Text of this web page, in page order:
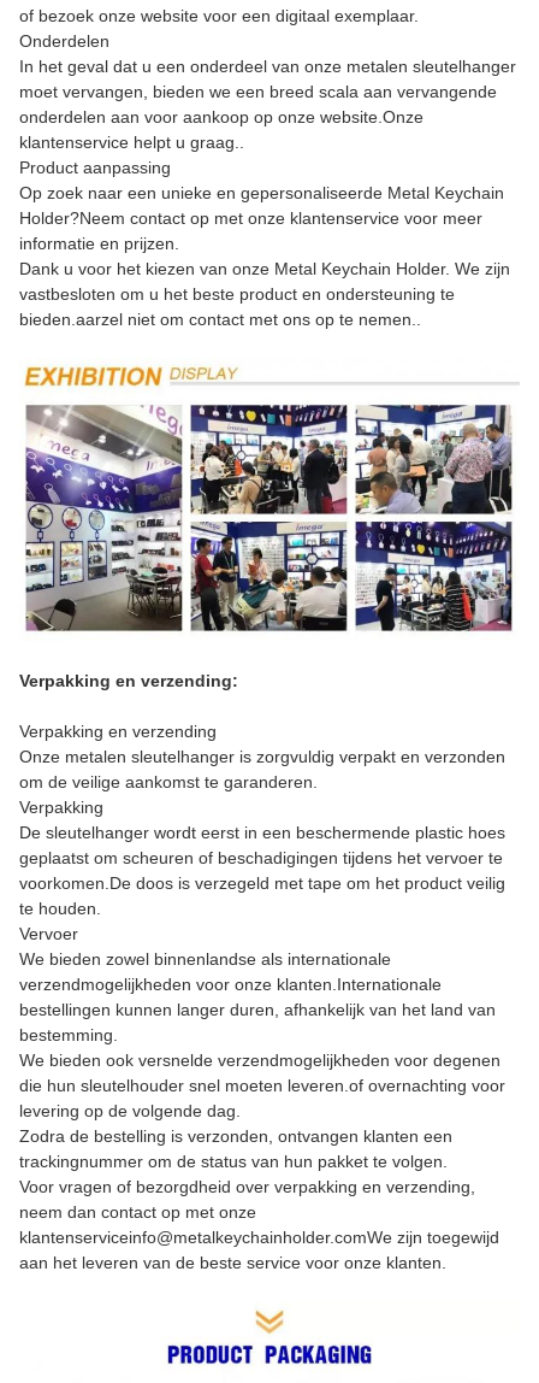
of bezoek onze website voor een digitaal exemplaar.
Onderdelen
In het geval dat u een onderdeel van onze metalen sleutelhanger
moet vervangen, bieden we een breed scala aan vervangende
onderdelen aan voor aankoop op onze website.Onze
klantenservice helpt u graag..
Product aanpassing
Op zoek naar een unieke en gepersonaliseerde Metal Keychain
Holder?Neem contact op met onze klantenservice voor meer
informatie en prijzen.
Dank u voor het kiezen van onze Metal Keychain Holder. We zijn
vastbesloten om u het beste product en ondersteuning te
bieden.aarzel niet om contact met ons op te nemen..
Verpakking en verzending:
Verpakking en verzending
Onze metalen sleutelhanger is zorgvuldig verpakt en verzonden
om de veilige aankomst te garanderen.
Verpakking
De sleutelhanger wordt eerst in een beschermende plastic hoes
geplaatst om scheuren of beschadigingen tijdens het vervoer te
voorkomen.De doos is verzegeld met tape om het product veilig
te houden.
Vervoer
We bieden zowel binnenlandse als internationale
verzendmogelijkheden voor onze klanten.Internationale
bestellingen kunnen langer duren, afhankelijk van het land van
bestemming.
We bieden ook versnelde verzendmogelijkheden voor degenen
die hun sleutelhouder snel moeten leveren.of overnachting voor
levering op de volgende dag.
Zodra de bestelling is verzonden, ontvangen klanten een
trackingnummer om de status van hun pakket te volgen.
Voor vragen of bezorgdheid over verpakking en verzending,
neem dan contact op met onze
klantenserviceinfo@metalkeychainholder.comWe zijn toegewijd
aan het leveren van de beste service voor onze klanten.